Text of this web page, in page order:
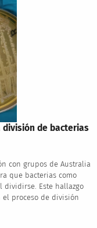
de bacterias
con grupos de Australia
que bacterias como
dividirse. Este hallazgo
el proceso de división